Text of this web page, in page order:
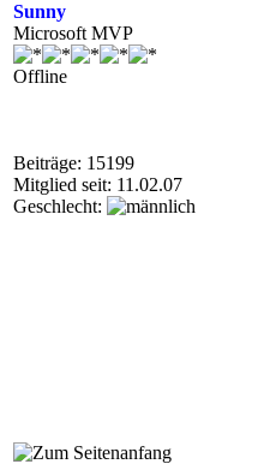
Sunny
Microsoft MVP
Offline
Beiträge: 15199
Mitglied seit: 11.02.07
Geschlecht: